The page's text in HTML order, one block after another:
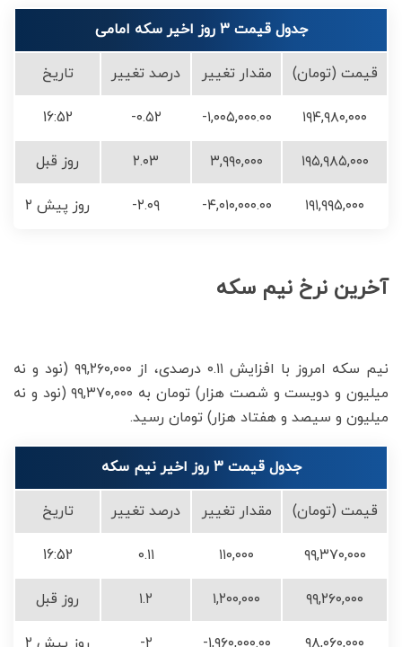
جدول قیمت 3 روز اخیر سکه امامی
قیمت (تومان) مقدار تغییر درصد تغییر تاریخ
۱۹۴,۹۸۰,۰۰۰ -۱,۰۰۵,۰۰۰.۰۰ -۰.۵۲ 16:52
۱۹۵,۹۸۵,۰۰۰ ۳,۹۹۰,۰۰۰ ۲.۰۳ روز قبل
۱۹۱,۹۹۵,۰۰۰ -۴,۰۱۰,۰۰۰.۰۰ -۲.۰۹ ۲ روز پیش
آخرین نرخ نیم سکه
نیم سکه امروز با افزایش ۰.۱۱ درصدی، از ۹۹,۲۶۰,۰۰۰ (نود و نه
میلیون و دویست و شصت هزار) تومان به ۹۹,۳۷۰,۰۰۰ (نود و نه
میلیون و سیصد و هفتاد هزار) تومان رسید.
جدول قیمت 3 روز اخیر نیم سکه
قیمت (تومان) مقدار تغییر درصد تغییر تاریخ
۹۹,۳۷۰,۰۰۰ ۱۱۰,۰۰۰ ۰.۱۱ 16:52
۹۹,۲۶۰,۰۰۰ ۱,۲۰۰,۰۰۰ ۱.۲ روز قبل